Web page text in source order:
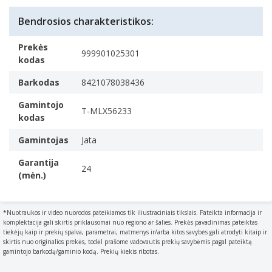
Plutos rusvumo reguliavimas
Laikmatis
Nuimamas padėklas trupiniams
600 W
Savybės
What the casing of the product is made of.
Nerūdijančiojo plieno
Mygtukai, Rotacinis
Plutos rusvumo reguliavimas
Elektroninė paskrudinimo kontrolė
A feature that measures a time interval and signals its
end.
5 min
Produkto spalva
The colour e.g. red
Juoda, Nerūdijančiojo plieno
Bendrosios charakteristikos:
Prekės
kodas
999901025301
Barkodas
8421078038436
Gamintojo
kodas
T-MLX56233
Gamintojas
Jata
Garantija
(mėn.)
24
*Nuotraukos ir video nuorodos pateikiamos tik iliustraciniais tikslais. Pateikta informacija ir
komplektacija gali skirtis priklausomai nuo regiono ar šalies. Prekės pavadinimas pateiktas
tiekėjų kaip ir prekių spalva, parametrai, matmenys ir/arba kitos savybės gali atrodyti kitaip ir
skirtis nuo originalios prekės, todėl prašome vadovautis prekių savybėmis pagal pateiktą
gamintojo barkodą/gaminio kodą. Prekių kiekis ribotas.